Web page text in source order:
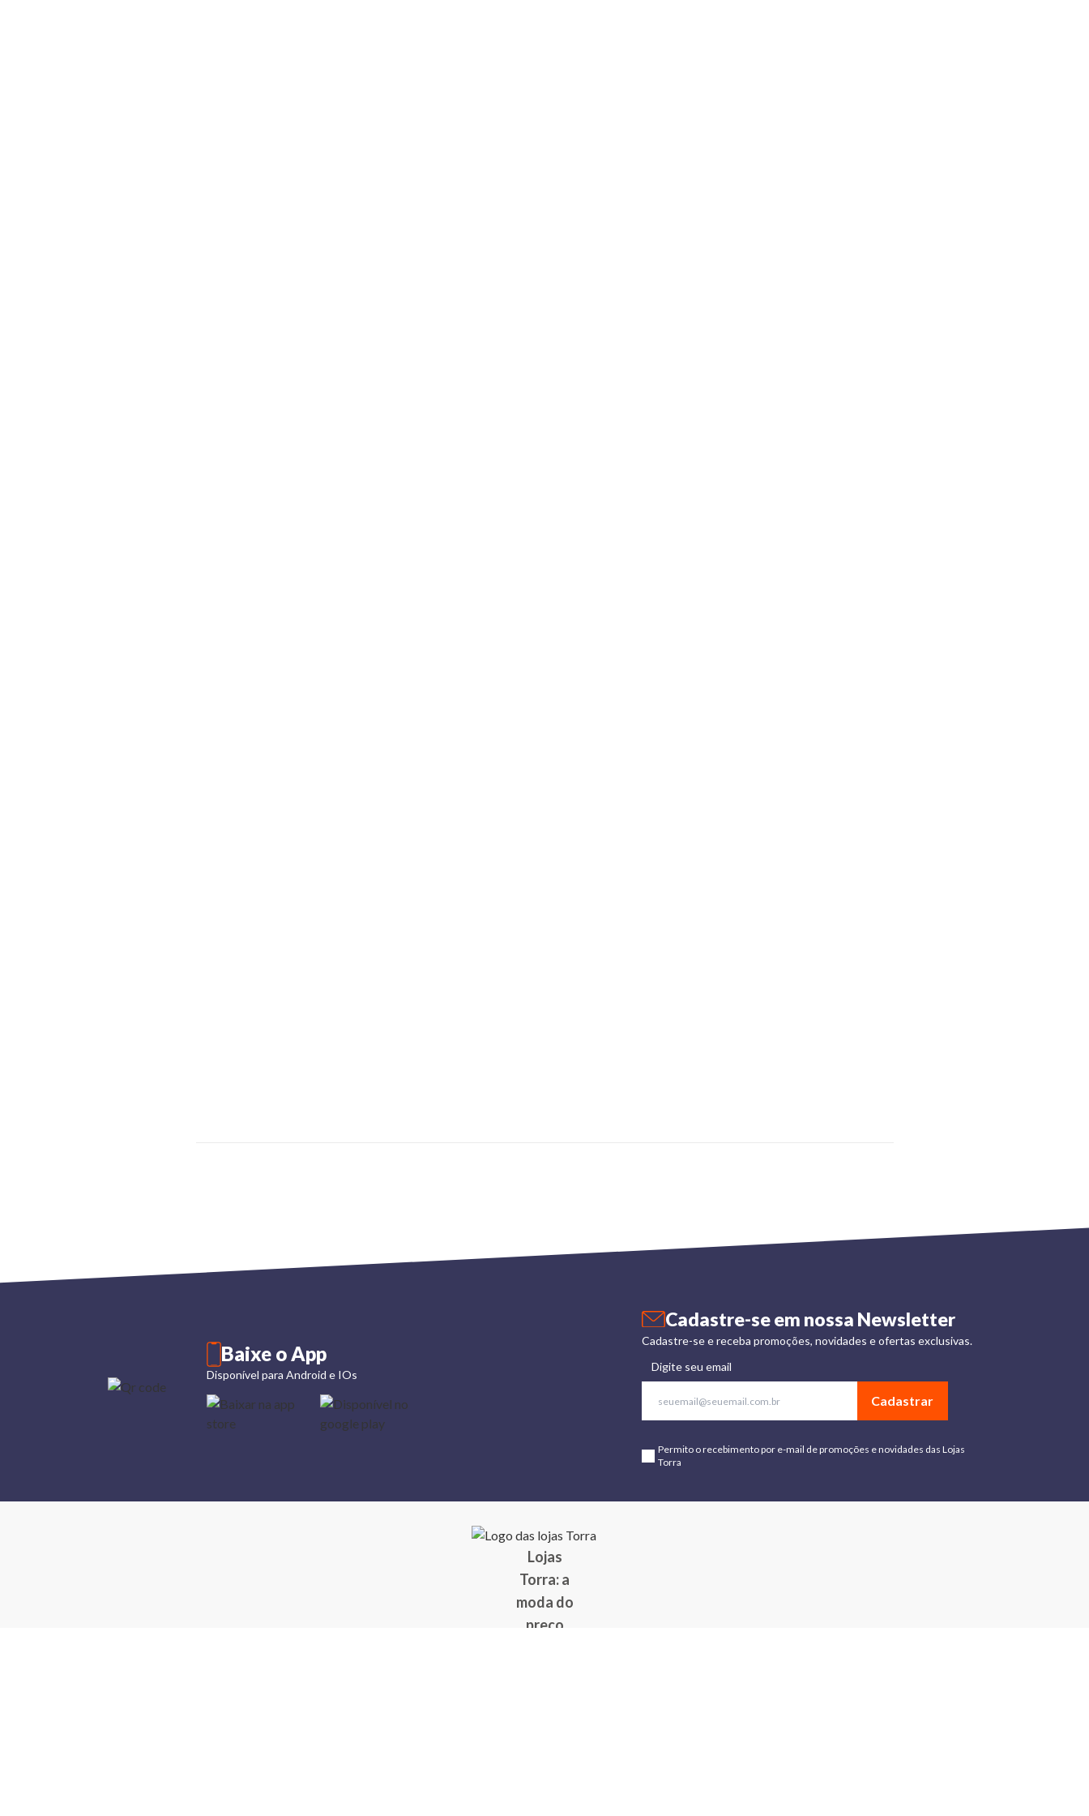
Cadastre-se em nossa Newsletter
Cadastre-se e receba promoções, novidades e ofertas exclusivas.
Digite seu email
Cadastrar
Permito o recebimento por e-mail de promoções e novidades das Lojas
Torra
Baixe o App
Disponível para Android e IOs
Lojas
Torra: a
moda do
preço